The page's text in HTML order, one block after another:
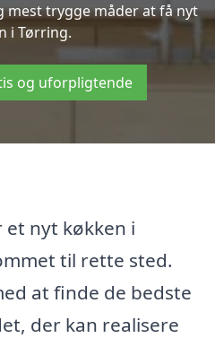
mest trygge måder at få nyt
i Tørring.
og uforpligtende
et nyt køkken i
til rette sted.
at finde de bedste
der kan realisere